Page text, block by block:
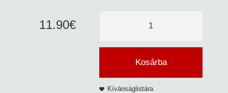
11.90€
Kosárba
Kívánságlistára